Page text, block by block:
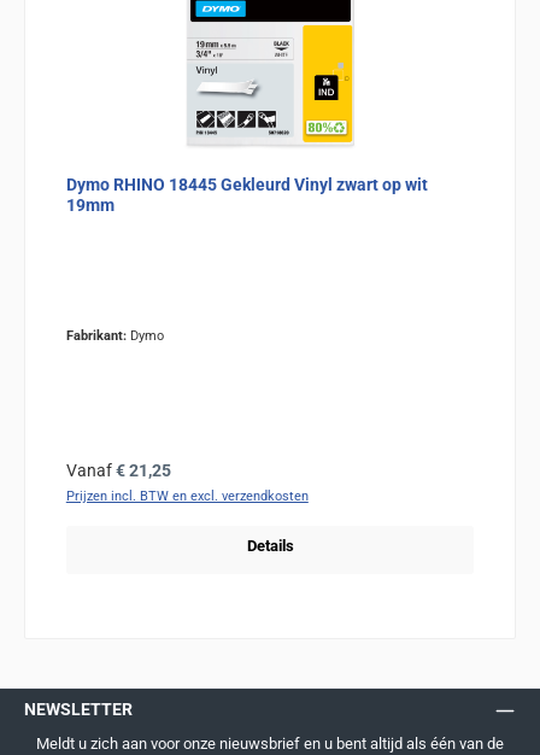
Dymo RHINO 18445 Gekleurd Vinyl zwart op wit
19mm
Fabrikant: Dymo
Normale prijs:
Vanaf€ 21,25
Prijzen incl. BTW en excl. verzendkosten
Details
NEWSLETTER
Meldt u zich aan voor onze nieuwsbrief en u bent altijd als één van de